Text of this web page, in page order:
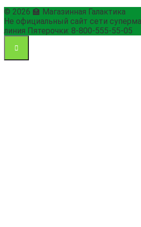
© 2026 🏫 Магазинная Галактика
Не официальный сайт сети
линия Пятерочки: 8-800-555-55-05